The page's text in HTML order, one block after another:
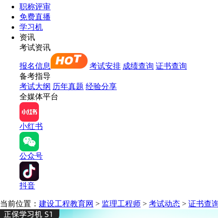
职称评审
免费直播
学习机
资讯
考试资讯
报名信息 考试安排 成绩查询 证书查询
备考指导
考试大纲 历年真题 经验分享
全媒体平台
小红书
公众号
抖音
当前位置： 建设工程教育网 > 监理工程师 > 考试动态 > 证书查